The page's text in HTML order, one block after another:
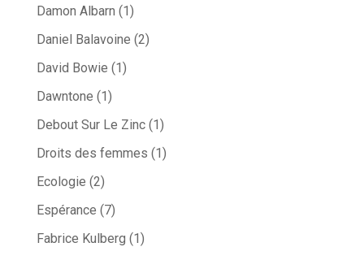
Damon Albarn (1)
Daniel Balavoine (2)
David Bowie (1)
Dawntone (1)
Debout Sur Le Zinc(1)
Droits des femmes (1)
Ecologie (2)
Espérance (7)
Fabrice Kulberg (1)